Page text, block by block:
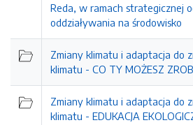
Reda, w ramach strategicznej
oddziaływania na środowisko
Zmiany klimatu i adaptacja do
klimatu - CO TY MOŻESZ
Zmiany klimatu i adaptacja do
klimatu - EDUKACJA